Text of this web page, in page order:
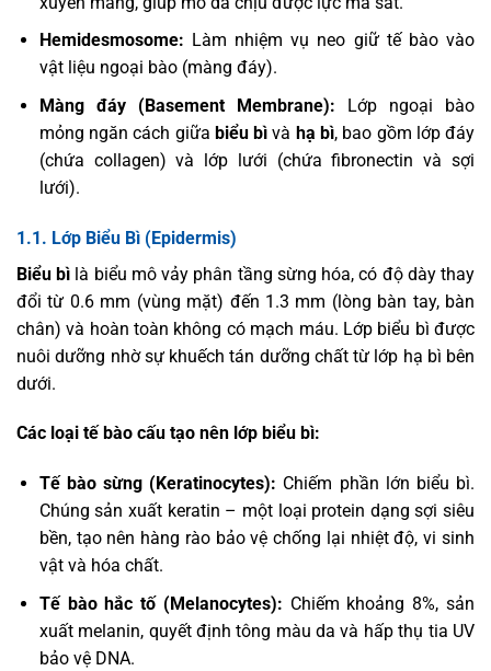
Hemidesmosome: Làm nhiệm vụ neo giữ tế bào vào
vật liệu ngoại bào (màng đáy).
Màng đáy (Basement Membrane): Lớp ngoại bào
mỏng ngăn cách giữa biểu bì và hạ bì, bao gồm lớp đáy
(chứa collagen) và lớp lưới (chứa fibronectin và sợi
lưới).
1.1. Lớp Biểu Bì (Epidermis)
Biểu bì là biểu mô vảy phân tầng sừng hóa, có độ dày thay
đổi từ 0.6 mm (vùng mặt) đến 1.3 mm (lòng bàn tay, bàn
chân) và hoàn toàn không có mạch máu. Lớp biểu bì được
nuôi dưỡng nhờ sự khuếch tán dưỡng chất từ lớp hạ bì bên
dưới.
Các loại tế bào cấu tạo nên lớp biểu bì:
Tế bào sừng (Keratinocytes): Chiếm phần lớn biểu bì.
Chúng sản xuất keratin – một loại protein dạng sợi siêu
bền, tạo nên hàng rào bảo vệ chống lại nhiệt độ, vi sinh
vật và hóa chất.
Tế bào hắc tố (Melanocytes): Chiếm khoảng 8%, sản
xuất melanin, quyết định tông màu da và hấp thụ tia UV
bảo vệ DNA.